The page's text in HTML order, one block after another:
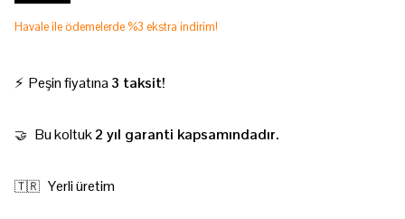
Havale ile ödemelerde %3 ekstra indirim!
⚡ Peşin fiyatına 3 taksit!
🤝 Bu koltuk2 yıl garanti kapsamındadır.
🇹🇷 Yerli üretim